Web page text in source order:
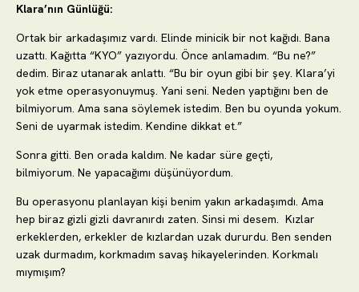
Klara’nın Günlüğü:
Ortak bir arkadaşımız vardı. Elinde minicik bir not kağıdı. Bana
uzattı. Kağıtta “KYO” yazıyordu. Önce anlamadım. “Bu ne?”
dedim. Biraz utanarak anlattı. “Bu bir oyun gibi bir şey. Klara’yi
yok etme operasyonuymuş. Yani seni. Neden yaptığını ben de
bilmiyorum. Ama sana söylemek istedim. Ben bu oyunda yokum.
Seni de uyarmak istedim. Kendine dikkat et.”
Sonra gitti. Ben orada kaldım. Ne kadar süre geçti,
bilmiyorum. Ne yapacağımı düşünüyordum.
Bu operasyonu planlayan kişi benim yakın arkadaşımdı. Ama
hep biraz gizli gizli davranırdı zaten. Sinsi mi desem. Kızlar
erkeklerden, erkekler de kızlardan uzak dururdu. Ben senden
uzak durmadım, korkmadım savaş hikayelerinden. Korkmalı
mıymışım?